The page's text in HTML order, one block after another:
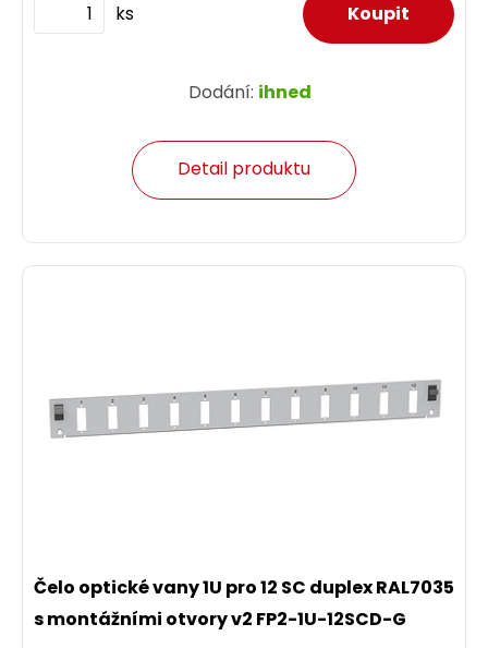
ks
Dodání: ihned
Detail produktu
Čelo optické vany 1U pro 12 SC duplex RAL7035
s montážními otvory v2 FP2-1U-12SCD-G